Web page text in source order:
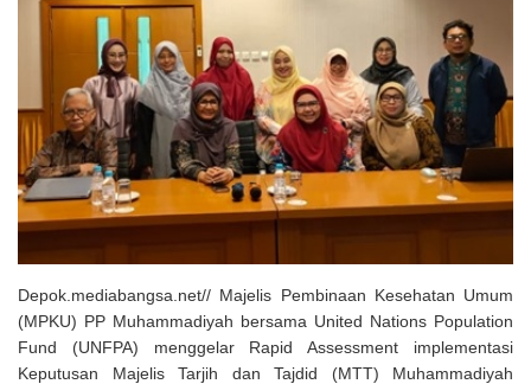
Uji Coba Program NADI JKN
Depok.mediabangsa.net// Majelis Pembinaan Kesehatan Umum
(MPKU) PP Muhammadiyah bersama United Nations Population
Fund (UNFPA) menggelar Rapid Assessment implementasi
Keputusan Majelis Tarjih dan Tajdid (MTT) Muhammadiyah